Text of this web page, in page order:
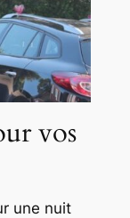
vos
une nuit